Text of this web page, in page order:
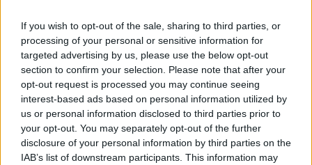
If you wish to opt-out of the sale, sharing to third parties, or
processing of your personal or sensitive information for
targeted advertising by us, please use the below opt-out
section to confirm your selection. Please note that after your
opt-out request is processed you may continue seeing
interest-based ads based on personal information utilized by
us or personal information disclosed to third parties prior to
your opt-out. You may separately opt-out of the further
disclosure of your personal information by third parties on the
IAB’s list of downstream participants. This information may
Actus Info